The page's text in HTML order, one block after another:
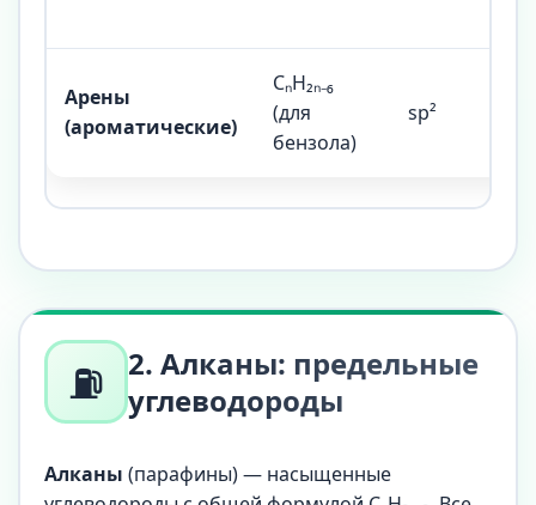
Арены
(ароматические)
CₙH₂ₙ₋₆
(для
бензола)
sp²
⛽
2. Алканы: предельные
углеводороды
Алканы (парафины) — насыщенные